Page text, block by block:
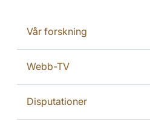
Vår forskning
Webb-TV
Disputationer